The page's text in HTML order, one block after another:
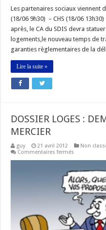
Les partenaires sociaux viennent
(18/06 9h30) – CHS (18/06
après, le CA du SDIS devra
logements,le nouveau temps de
garanties règlementaires de la
Lire la suite »
DOSSIER LOGES :
MERCIER
guy 21 avril 2012 Non
Commentaires fermés
:
DEMANDE
ENTREVUE
M.
MERCIER